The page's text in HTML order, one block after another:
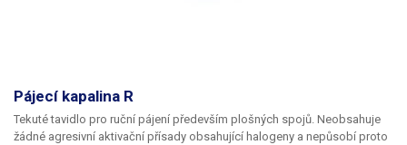
Pájecí kapalina R
Tekuté tavidlo pro ruční pájení především plošných spojů. Neobsahuje
žádné agresivní aktivační přísady obsahující halogeny a nepůsobí proto